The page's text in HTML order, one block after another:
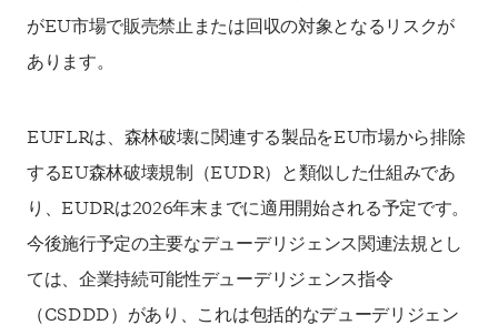
がEU市場で販売禁止または回収の対象となるリスクが
あります。
EUFLRは、森林破壊に関連する製品をEU市場から排除
するEU森林破壊規制（EUDR）と類似した仕組みであ
り、EUDRは2026年末までに適用開始される予定です。
今後施行予定の主要なデューデリジェンス関連法規とし
ては、企業持続可能性デューデリジェンス指令
（CSDDD）があり、これは包括的なデューデリジェン